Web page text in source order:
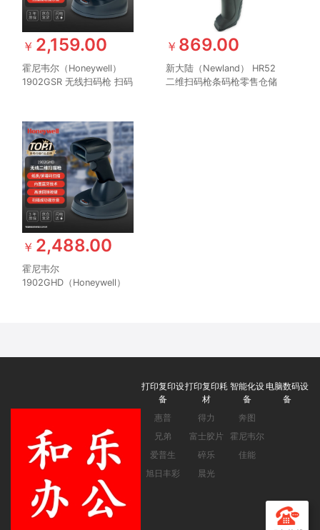
￥ 2,159.00
霍尼韦尔（Honeywell）
1902GSR 无线扫码枪 扫码
幕扫码枪
￥ 869.00
新大陆（Newland） HR52
二维扫码枪条码枪零售仓储
￥ 2,488.00
霍尼韦尔
1902GHD（Honeywell）
打印复印设
备
惠普
兄弟
爱普生
旭日丰彩
打印复印耗
材
得力
富士胶片
碎乐
晨光
智能化设
备
奔图
霍尼韦尔
佳能
电脑数码设
备